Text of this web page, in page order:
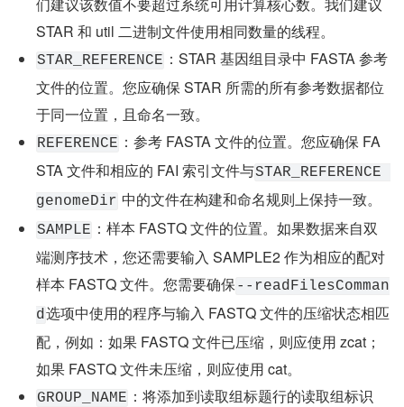
STAR 和 util 二进制文件使用相同数量的线程。
STAR_REFERENCE ：STAR 基因组目录中 FASTA 参考
文件的位置。您应确保 STAR 所需的所有参考数据都位
于同一位置，且命名一致。
REFERENCE ：参考 FASTA 文件的位置。您应确保 FA
STA 文件和相应的 FAI 索引文件与STAR_REFERENCE
genomeDir 中的文件在构建和命名规则上保持一致。
SAMPLE ：样本 FASTQ 文件的位置。如果数据来自双
端测序技术，您还需要输入 SAMPLE2 作为相应的配对
样本 FASTQ 文件。您需要确保 --readFilesComman
d选项中使用的程序与输入 FASTQ 文件的压缩状态相匹
配，例如：如果 FASTQ 文件已压缩，则应使用 zcat；
如果 FASTQ 文件未压缩，则应使用 cat。
GROUP_NAME ：将添加到读取组标题行的读取组标识